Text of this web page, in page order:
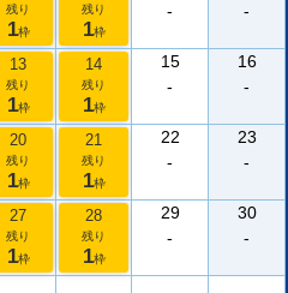
残り
1枠
残り
1枠
-
-
13
残り
1枠
14
残り
1枠
15
-
16
-
20
残り
1枠
21
残り
1枠
22
-
23
-
27
残り
1枠
28
残り
1枠
29
-
30
-